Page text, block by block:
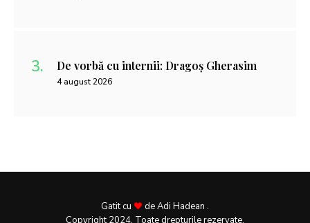
De vorbă cu internii: Dragoș Gherasim
4 august 2026
Gatit cu
de Adi Hadean .